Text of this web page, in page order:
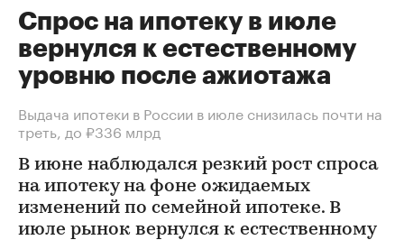
Спрос на ипотеку в июле
вернулся к естественному
уровню после ажиотажа
Выдача ипотеки в России в июле снизилась почти на
треть, до ₽336 млрд
В июне наблюдался резкий рост спроса
на ипотеку на фоне ожидаемых
изменений по семейной ипотеке. В
июле рынок вернулся к естественному